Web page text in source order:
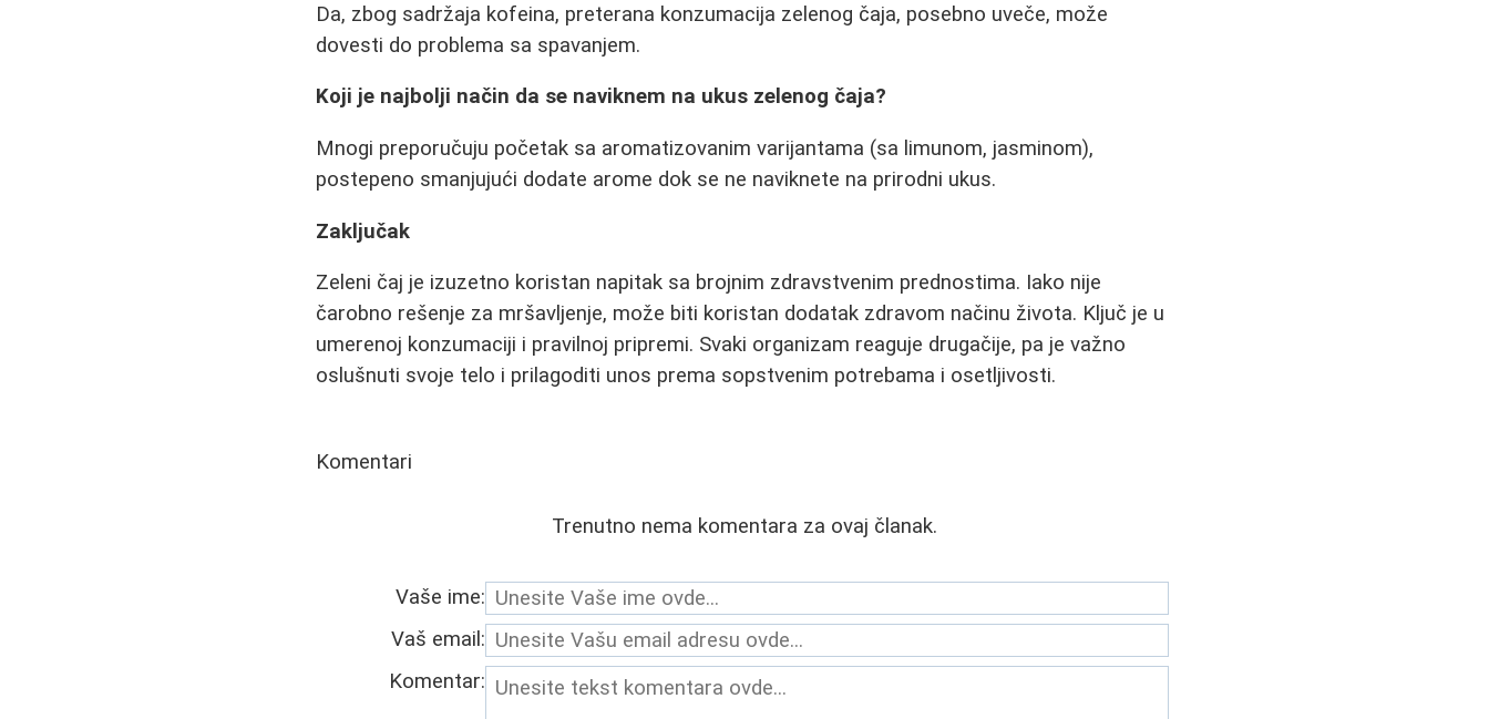
Da, zbog sadržaja kofeina, preterana konzumacija zelenog čaja, posebno uveče, može
dovesti do problema sa spavanjem.
Koji je najbolji način da se naviknem na ukus zelenog čaja?
Mnogi preporučuju početak sa aromatizovanim varijantama (sa limunom, jasminom),
postepeno smanjujući dodate arome dok se ne naviknete na prirodni ukus.
Zaključak
Zeleni čaj je izuzetno koristan napitak sa brojnim zdravstvenim prednostima. Iako nije
čarobno rešenje za mršavljenje, može biti koristan dodatak zdravom načinu života. Ključ je u
umerenoj konzumaciji i pravilnoj pripremi. Svaki organizam reaguje drugačije, pa je važno
oslušnuti svoje telo i prilagoditi unos prema sopstvenim potrebama i osetljivosti.
Komentari
Trenutno nema komentara za ovaj članak.
Vaše ime:
Vaš email:
Komentar: